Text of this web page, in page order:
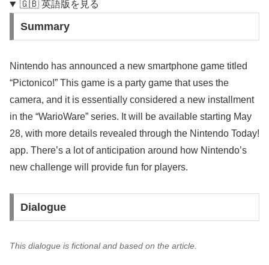
🇬🇧 英語版を見る
Summary
Nintendo has announced a new smartphone game titled
“Pictonico!” This game is a party game that uses the
camera, and it is essentially considered a new installment
in the “WarioWare” series. It will be available starting May
28, with more details revealed through the Nintendo Today!
app. There’s a lot of anticipation around how Nintendo’s
new challenge will provide fun for players.
Dialogue
This dialogue is fictional and based on the article.